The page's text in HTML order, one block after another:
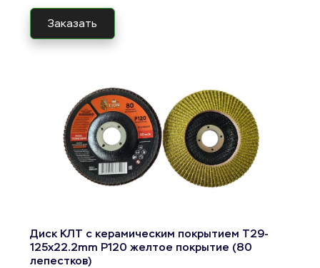
Заказать
Диск КЛТ с керамическим покрытием T29-
125x22.2mm Р120 желтое покрытие (80
лепестков)